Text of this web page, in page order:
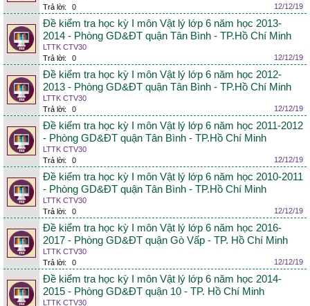
Trả lời:
0 12/12/19
Đề kiểm tra học kỳ I môn Vật lý lớp 6 năm học 2013-
2014 - Phòng GD&ĐT quận Tân Bình - TP.Hồ Chí Minh
LTTK CTV30
Trả lời:
0 12/12/19
Đề kiểm tra học kỳ I môn Vật lý lớp 6 năm học 2012-
2013 - Phòng GD&ĐT quận Tân Bình - TP.Hồ Chí Minh
LTTK CTV30
Trả lời:
0 12/12/19
Đề kiểm tra học kỳ I môn Vật lý lớp 6 năm học 2011-2012
- Phòng GD&ĐT quận Tân Bình - TP.Hồ Chí Minh
LTTK CTV30
Trả lời:
0 12/12/19
Đề kiểm tra học kỳ I môn Vật lý lớp 6 năm học 2010-2011
- Phòng GD&ĐT quận Tân Bình - TP.Hồ Chí Minh
LTTK CTV30
Trả lời:
0 12/12/19
Đề kiểm tra học kỳ I môn Vật lý lớp 6 năm học 2016-
2017 - Phòng GD&ĐT quận Gò Vấp - TP. Hồ Chí Minh
LTTK CTV30
Trả lời:
0 12/12/19
Đề kiểm tra học kỳ I môn Vật lý lớp 6 năm học 2014-
2015 - Phòng GD&ĐT quận 10 - TP. Hồ Chí Minh
LTTK CTV30